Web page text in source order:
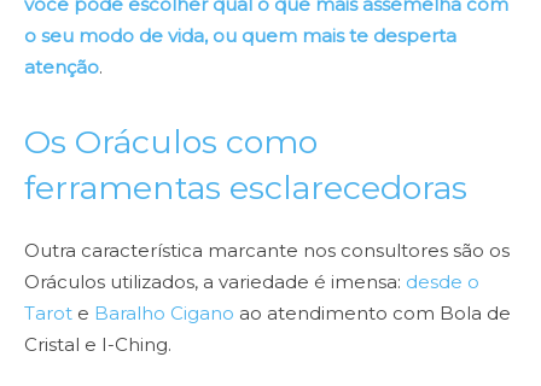
o seu modo de vida, ou quem mais te desperta
atenção.
Os Oráculos como
ferramentas esclarecedoras
Outra característica marcante nos consultores são os
Oráculos utilizados, a variedade é imensa: desde o
Tarot e Baralho Cigano ao atendimento com Bola de
Cristal e I-Ching.